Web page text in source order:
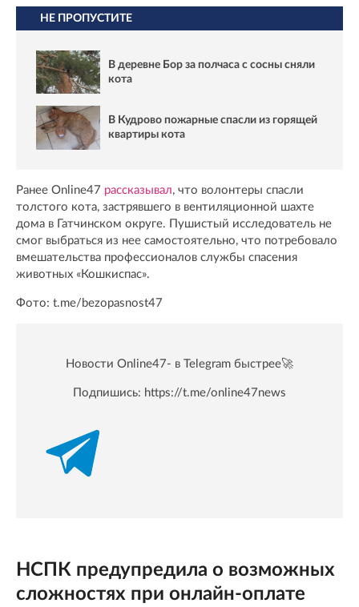
НЕ ПРОПУСТИТЕ
В деревне Бор за полчаса с сосны сняли
кота
В Кудрово пожарные спасли из горящей
квартиры кота
Ранее Online47 рассказывал, что волонтеры спасли
толстого кота, застрявшего в вентиляционной шахте
дома в Гатчинском округе. Пушистый исследователь не
смог выбраться из нее самостоятельно, что потребовало
вмешательства профессионалов службы спасения
животных «Кошкиспас».
Фото: t.me/bezopasnost47
Новости Online47- в Telegram быстрее🚀
Подпишись: https://t.me/online47news
НСПК предупредила о возможных
сложностях при онлайн-оплате